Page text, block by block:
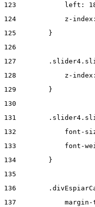
123
left:
124
z-
125
        }
126
127
128
z-
129
        }
130
131
132
font-
133
font-
134
        }
135
136
137